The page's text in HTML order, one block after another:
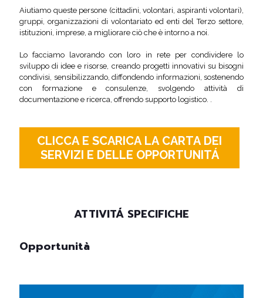
Aiutiamo queste persone (cittadini, volontari, aspiranti volontari),
gruppi, organizzazioni di volontariato ed enti del Terzo settore,
istituzioni, imprese, a migliorare ciò che è intorno a noi.
Lo facciamo lavorando con loro in rete per condividere lo
sviluppo di idee e risorse, creando progetti innovativi su bisogni
condivisi, sensibilizzando, diffondendo informazioni, sostenendo
con formazione e consulenze, svolgendo attività di
documentazione e ricerca, offrendo supporto logistico. .
CLICCA E SCARICA LA CARTA DEI
SERVIZI E DELLE OPPORTUNITÁ
ATTIVITÁ SPECIFICHE
Opportunità